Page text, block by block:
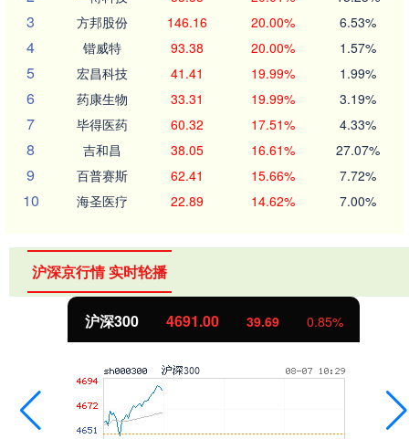
3 方邦股份 146.16 20.00% 6.53%
4 锴威特 93.38 20.00% 1.57%
5 宏昌科技 41.41 19.99% 1.99%
6 药康生物 33.31 19.99% 3.19%
7 毕得医药 60.32 17.51% 4.33%
8 吉和昌 38.05 16.61% 27.07%
9 百普赛斯 62.41 15.66% 7.72%
10 海圣医疗 22.89 14.62% 7.00%
沪深京行情 实时轮播
北证50 1118.58 -4.29 -0.38%